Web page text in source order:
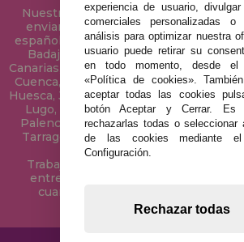
Nuestra tienda de puzzles está
enviamos tus puzzles a cualquier
español: Álava, Albacete, Alicante,
Badajoz, Baleares, Barcelona,
Canarias, Cantabria, Castellón, Ceuta,
Cuenca, Gerona, Granada, Guadalajara,
Huesca, Jaén, La Coruña, La Rioja, Las
Lugo, Madrid, Málaga, Melilla, Murcia,
Palencia, Pontevedra, Salamanca,
Tarragona, Tenerife, Teruel, Toledo,
Vizcaya, Zamora y
Trabajamos con Stocks
entregas rápidas en territorio
cuando el pedido se realice antes
experiencia de usuario, divulgar
comerciales personalizadas o
análisis para optimizar nuestra
usuario puede retirar su
en todo momento, desde el
«Política de cookies».
aceptar todas las cookies
botón Aceptar y Cerrar. Es
rechazarlas todas o seleccionar
de las cookies mediante
Configuración.
Rechazar todas